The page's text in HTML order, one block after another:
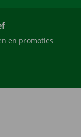
en promoties